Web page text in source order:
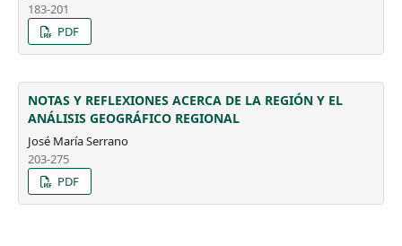
183-201
PDF
NOTAS Y REFLEXIONES ACERCA DE LA REGIÓN Y EL
ANÁLISIS GEOGRÁFICO REGIONAL
José María Serrano
203-275
PDF